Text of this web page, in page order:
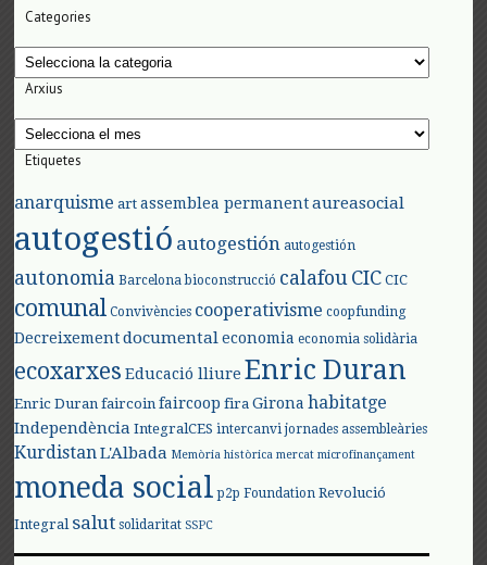
Categories
Categories
Arxius
Arxius
Etiquetes
anarquisme art assemblea permanent aureasocial
autogestió autogestión autogestión
autonomia Barcelona bioconstrucció calafouCIC CIC
comunal Convivències cooperativisme coopfunding
Decreixement documental economia economia solidària
ecoxarxes Educació lliure Enric Duran
Enric Duran faircoin faircoop fira Girona habitatge
Independència IntegralCES intercanvi jornades assembleàries
KurdistanL'Albada Memòria històrica mercat microfinançament
moneda social p2p Foundation Revolució
Integral salut solidaritat SSPC